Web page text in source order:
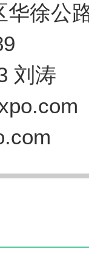
徐公
刘涛